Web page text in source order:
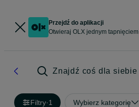
Przejdź do aplikacji
Otwieraj OLX jednym tapnięciem
Znajdź coś dla siebie
Filtry·1 Wybierz kategorię